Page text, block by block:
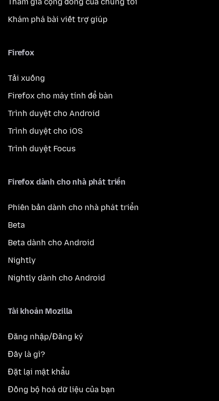
Tham gia cộng đồng của chúng tôi
Khám phá bài viết trợ giúp
Firefox
Tải xuống
Firefox cho máy tính để bàn
Trình duyệt cho Android
Trình duyệt cho iOS
Trình duyệt Focus
Firefox dành cho nhà phát triển
Phiên bản dành cho nhà phát triển
Beta
Beta dành cho Android
Nightly
Nightly dành cho Android
Tài khoản Mozilla
Đăng nhập/Đăng ký
Đây là gì?
Đặt lại mật khẩu
Đồng bộ hoá dữ liệu của bạn